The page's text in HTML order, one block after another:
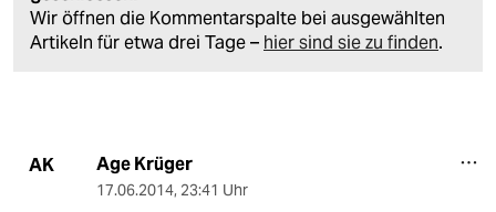
Wir öffnen die Kommentarspalte bei ausgewählten
Artikeln für etwa drei Tage – hier sind sie zu finden.
AK Age Krüger
17.06.2014, 23:41 Uhr